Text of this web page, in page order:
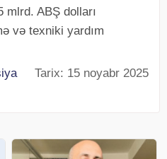
mlrd. ABŞ dolları
və texniki yardım
Tarix: 15 noyabr 2025